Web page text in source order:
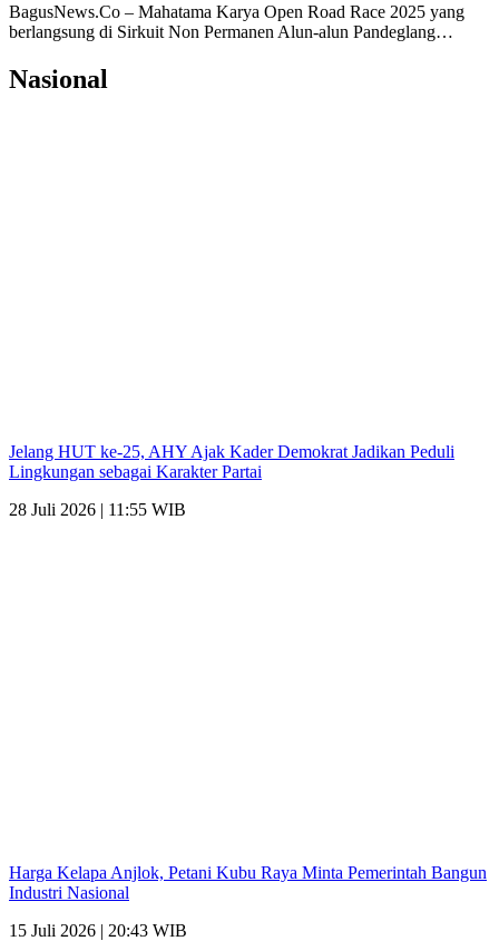
BagusNews.Co – Mahatama Karya Open Road Race 2025 yang
berlangsung di Sirkuit Non Permanen Alun-alun Pandeglang…
Nasional
Jelang HUT ke-25, AHY Ajak Kader Demokrat Jadikan Peduli
Lingkungan sebagai Karakter Partai
28 Juli 2026 | 11:55 WIB
Harga Kelapa Anjlok, Petani Kubu Raya Minta Pemerintah Bangun
Industri Nasional
15 Juli 2026 | 20:43 WIB